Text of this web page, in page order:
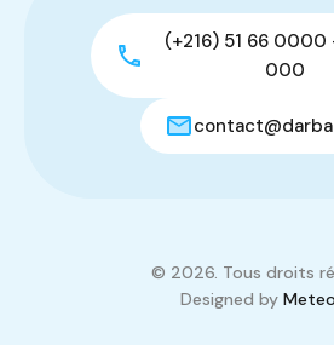
(+216) 51 66 0000
000
© 2026. Tous droits
Designed by